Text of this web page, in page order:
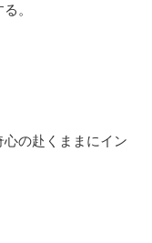
。
の赴くままにイン